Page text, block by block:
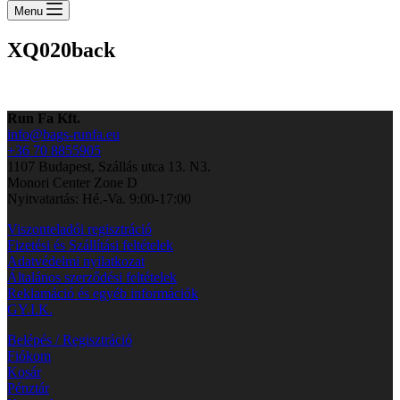
cartMenu
XQ020back
Run Fa Kft.
info@bags-runfa.eu
+36 70 8855905
1107 Budapest, Szállás utca 13. N3.
Monori Center Zone D
Nyitvatartás: Hé.-Va. 9:00-17:00
Viszonteladói regisztráció
Fizetési és Szállítási feltételek
Adatvédelmi nyilatkozat
Általános szerződési feltételek
Reklamáció és egyéb információk
GY.I.K.
Belépés / Regisztráció
Fiókom
Kosár
Pénztár